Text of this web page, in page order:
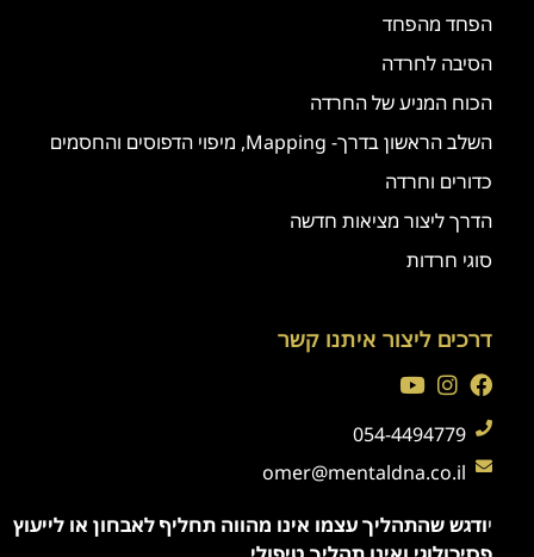
הפחד מהפחד
הסיבה לחרדה
הכוח המניע של החרדה
השלב הראשון בדרך- Mapping, מיפוי הדפוסים והחסמים
כדורים וחרדה
הדרך ליצור מציאות חדשה
סוגי חרדות
דרכים ליצור איתנו קשר
054-4494779
omer@mentaldna.co.il
יודגש שהתהליך עצמו אינו מהווה תחליף לאבחון או לייעוץ